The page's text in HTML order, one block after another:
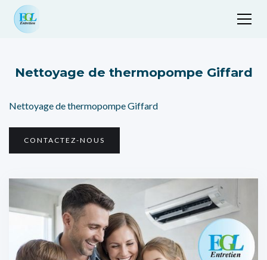
Nettoyage de thermopompe Giffard
Nettoyage de thermopompe Giffard
CONTACTEZ-NOUS